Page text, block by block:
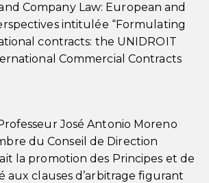
Company Law: European and
intitulée “Formulating
contracts: the UNIDROIT
Commercial Contracts
José Antonio Moreno
du Conseil de Direction
la promotion des Principes et de
aux clauses d’arbitrage figurant